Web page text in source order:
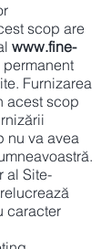
scop are
www.fine-
Furnizarea
acest scop
nu va avea
al Site-
caracter